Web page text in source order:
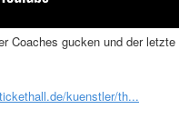
Coaches gucken und der
kuenstler/th...